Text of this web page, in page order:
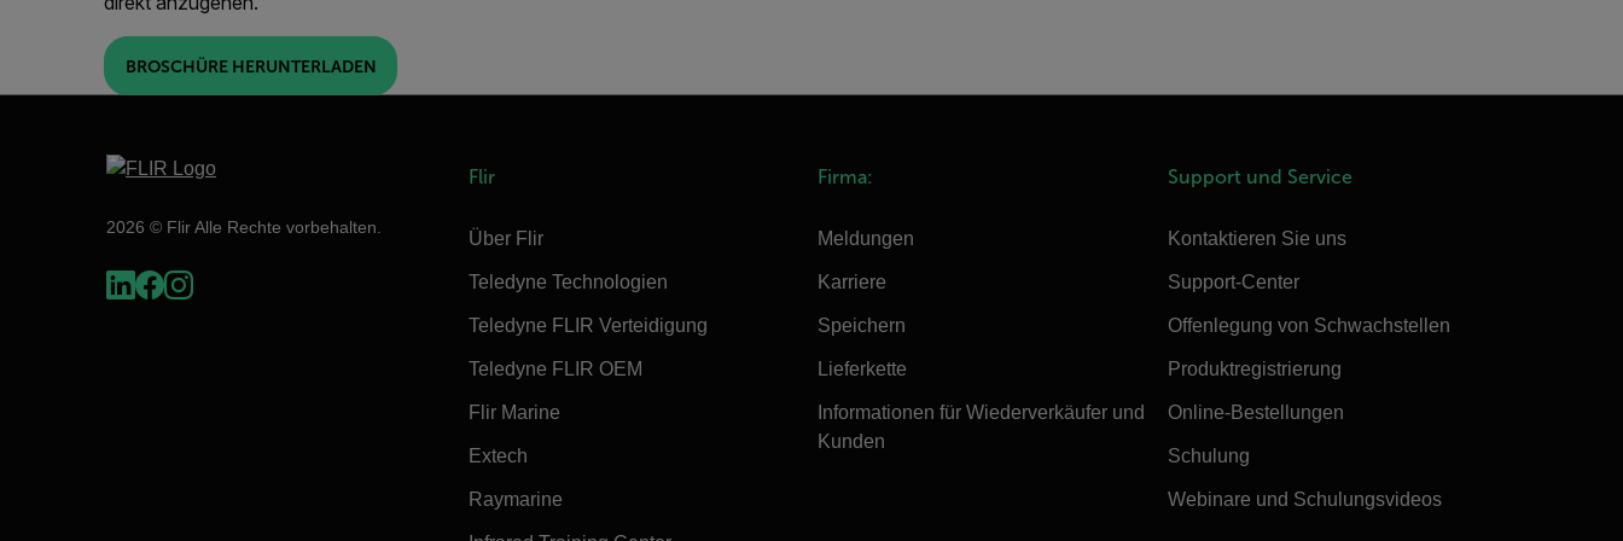
BROSCHÜRE HERUNTERLADEN
2026 © Flir Alle Rechte vorbehalten.
Flir
Über Flir
Teledyne Technologien
Teledyne FLIR Verteidigung
Teledyne FLIR OEM
Flir Marine
Extech
Raymarine
Firma:
Meldungen
Karriere
Speichern
Lieferkette
Informationen für Wiederverkäufer und
Kunden
Support und Service
Kontaktieren Sie uns
Support-Center
Offenlegung von Schwachstellen
Produktregistrierung
Online-Bestellungen
Schulung
Webinare und Schulungsvideos